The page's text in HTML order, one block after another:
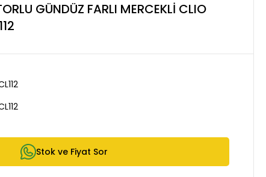
GÜNDÜZ FARLI MERCEKLİ CLIO
Stok ve Fiyat Sor